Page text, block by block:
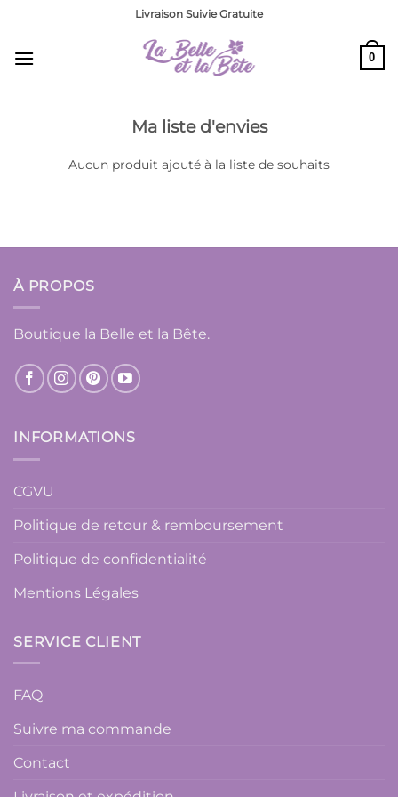
contenu
Livraison Suivie Gratuite
0
Ma liste d'envies
Aucun produit ajouté à la liste de souhaits
À PROPOS
Boutique la Belle et la Bête.
INFORMATIONS
CGVU
Politique de retour & remboursement
Politique de confidentialité
Mentions Légales
SERVICE CLIENT
FAQ
Suivre ma commande
Contact